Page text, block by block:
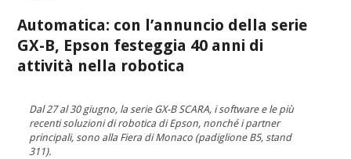
Automatica: con l’annuncio della serie
GX-B, Epson festeggia 40 anni di
attività nella robotica
Dal 27 al 30 giugno, la serie GX-B SCARA, i software e le più
recenti soluzioni di robotica di Epson, nonché i partner
principali, sono alla Fiera di Monaco (padiglione B5, stand
311).